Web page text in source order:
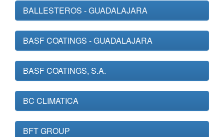
BALLESTEROS - GUADALAJARA
BASF COATINGS - GUADALAJARA
BASF COATINGS, S.A.
BC CLIMATICA
BFT GROUP